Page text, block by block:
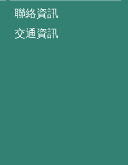
聯絡資訊
交通資訊